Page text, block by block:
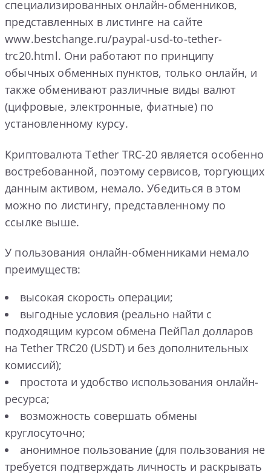
специализированных онлайн-обменников,
представленных в листинге на сайте
www.bestchange.ru/paypal-usd-to-tether-
trc20.html. Они работают по принципу
обычных обменных пунктов, только онлайн, и
также обменивают различные виды валют
(цифровые, электронные, фиатные) по
установленному курсу.
Криптовалюта Tether TRC-20 является особенно
востребованной, поэтому сервисов, торгующих
данным активом, немало. Убедиться в этом
можно по листингу, представленному по
ссылке выше.
У пользования онлайн-обменниками немало
преимуществ:
высокая скорость операции;
выгодные условия (реально найти с
подходящим курсом обмена ПейПал долларов
на Tether TRC20 (USDT) и без дополнительных
комиссий);
простота и удобство использования онлайн-
ресурса;
возможность совершать обмены
круглосуточно;
анонимное пользование (для пользования не
требуется подтверждать личность и раскрывать